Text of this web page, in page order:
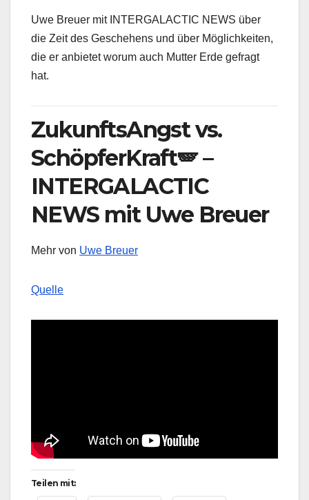
Uwe Breuer mit INTERGALACTIC NEWS über
die Zeit des Geschehens und über Möglichkeiten,
die er anbietet worum auch Mutter Erde gefragt
hat.
ZukunftsAngst vs.
SchöpferKraft🪽 –
INTERGALACTIC
NEWS mit Uwe Breuer
Mehr von Uwe Breuer
Quelle
Teilen mit: